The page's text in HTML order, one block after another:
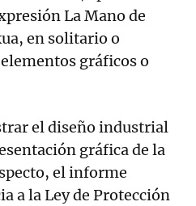
La Mano de
en solitario o
gráficos o
el diseño industrial
gráfica de la
el informe
a la Ley de Protección